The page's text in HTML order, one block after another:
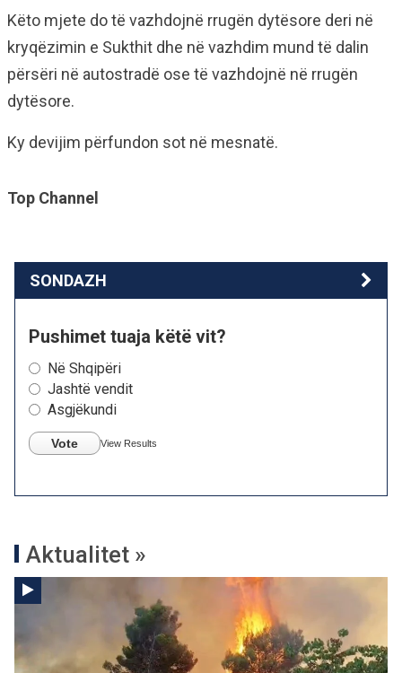
Këto mjete do të vazhdojnë rrugën dytësore deri në
kryqëzimin e Sukthit dhe në vazhdim mund të dalin
përsëri në autostradë ose të vazhdojnë në rrugën
dytësore.
Ky devijim përfundon sot në mesnatë.
Top Channel
SONDAZH
Pushimet tuaja këtë vit?
Në Shqipëri
Jashtë vendit
Asgjëkundi
Vote View Results
Aktualitet »